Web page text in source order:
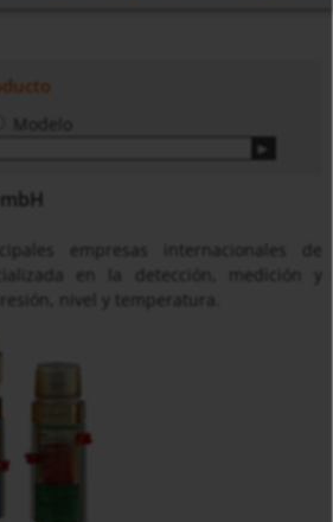
Modelo
en la detección, medición y
nivel y temperatura.